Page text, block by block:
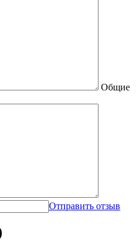
Общие
Отправить отзыв